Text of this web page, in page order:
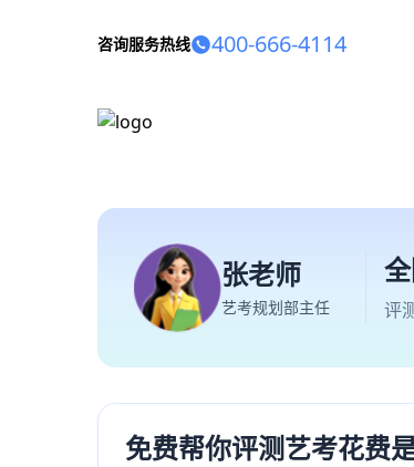
咨询服务热线 400-666-4114
张老师
艺考规划部主任 评
免费帮你评测艺考花费